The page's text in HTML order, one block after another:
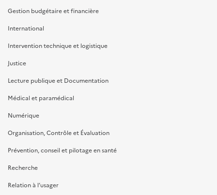
Gestion budgétaire et financière
International
Intervention technique et logistique
Justice
Lecture publique et Documentation
Médical et paramédical
Numérique
Organisation, Contrôle et Évaluation
Prévention, conseil et pilotage en santé
Recherche
Relation à l’usager